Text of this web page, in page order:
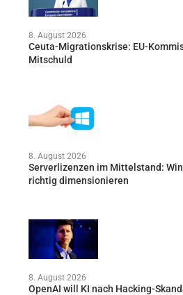
8. August 2026
Ceuta-Migrationskrise: EU-
Mitschuld
8. August 2026
Serverlizenzen im Mittelstand:
richtig dimensionieren
8. August 2026
OpenAI will KI nach Hacking-